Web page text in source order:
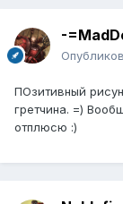
-
ПОзитивный
гретчина. =)
отплюсю :)